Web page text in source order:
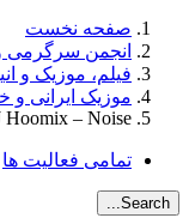
صفحه نخست
انجمن سرگرمی
فیلم، موزیک و
موزیک ایرانی و
Hoomix – Noise
تمامی فعالیت ها
Search...